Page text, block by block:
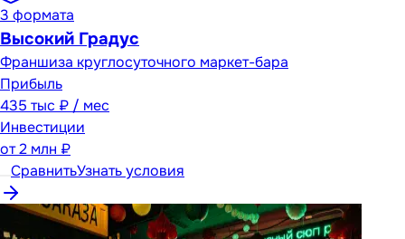
3 формата
Высокий Градус
Франшиза круглосуточного маркет-бара
Прибыль
435 тыс ₽ / мес
Инвестиции
от2 млн ₽
СравнитьУзнать условия